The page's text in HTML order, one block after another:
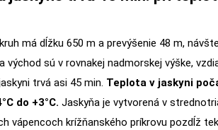
má dĺžku 650 m a prevýšenie 48 m,
východ sú v rovnakej nadmorskej výške,
trvá asi 45 min. Teplota v jaskyni
do +3°C. Jaskyňa je vytvorená v
vápencoch krížňanského príkrovu pozdĺž